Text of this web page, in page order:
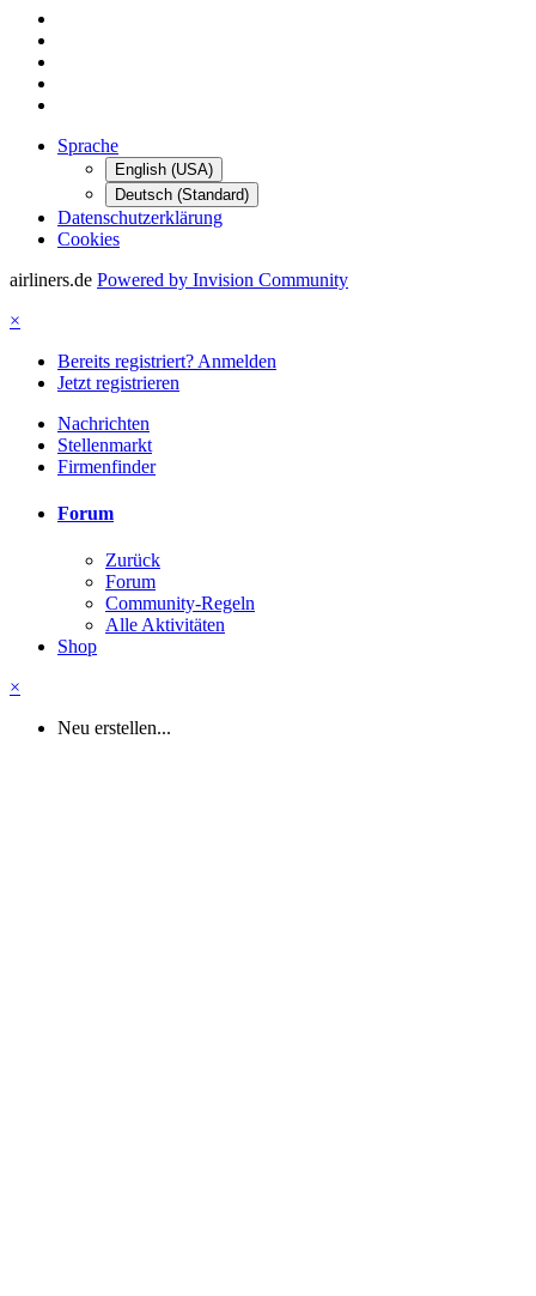
Sprache
English (USA)
Deutsch (Standard)
Datenschutzerklärung
Cookies
airliners.de Powered by Invision Community
×
Bereits registriert? Anmelden
Jetzt registrieren
Nachrichten
Stellenmarkt
Firmenfinder
Forum
Zurück
Forum
Community-Regeln
Alle Aktivitäten
Shop
×
Neu erstellen...